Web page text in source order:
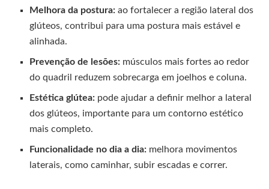
Melhora da postura: ao fortalecer a região lateral dos
glúteos, contribui para uma postura mais estável e
alinhada.
Prevenção de lesões: músculos mais fortes ao redor
do quadril reduzem sobrecarga em joelhos e coluna.
Estética glútea: pode ajudar a definir melhor a lateral
dos glúteos, importante para um contorno estético
mais completo.
Funcionalidade no dia a dia: melhora movimentos
laterais, como caminhar, subir escadas e correr.